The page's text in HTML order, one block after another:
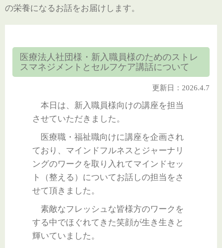
の栄養になるお話をお届けします。
医療法人社団様・新入職員様のためのストレ
スマネジメントとセルフケア講話について
更新日：2026.4.7
本日は、新入職員様向けの講座を担当
させていただきました。
医療職・福祉職向けに講座を企画され
ており、マインドフルネスとジャーナリ
ングのワークを取り入れてマインドセッ
ト（整える）についてお話しの担当をさ
せて頂きました。
素敵なフレッシュな皆様方のワークを
する中でほぐれてきた笑顔が生き生きと
輝いていました。